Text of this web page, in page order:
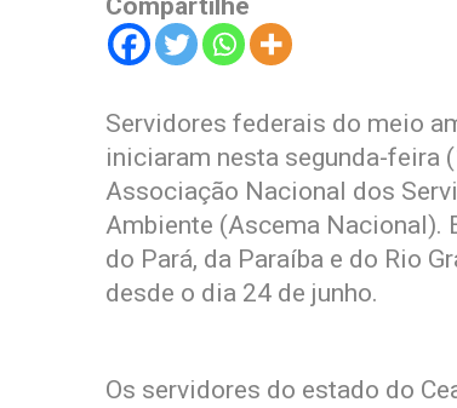
Compartilhe
Servidores federais do meio
iniciaram nesta segunda-feira
Associação Nacional dos
Ambiente (Ascema Nacional).
do Pará, da Paraíba e do Rio
desde o dia 24 de junho.
Os servidores do estado do